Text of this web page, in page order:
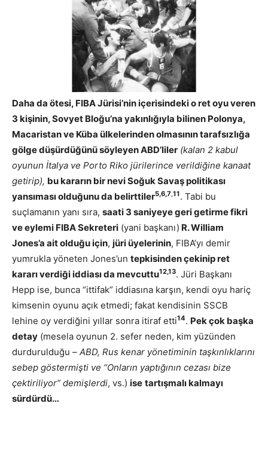
Daha da ötesi, FIBA Jürisi’nin içerisindeki o ret oyu veren
3 kişinin, Sovyet Bloğu’na yakınlığıyla bilinen Polonya,
Macaristan ve Küba ülkelerinden olmasının tarafsızlığa
gölge düşürdüğünü söyleyen ABD’liler (kalan 2 kabul
oyunun İtalya ve Porto Riko jürilerince verildiğine kanaat
getirip), bu kararın bir nevi Soğuk Savaş politikası
yansıması olduğunu da belirttiler5,6,7,11. Tabi bu
suçlamanın yanı sıra, saati 3 saniyeye geri getirme fikri
ve eylemi FIBA Sekreteri (yani başkanı) R. William
Jones’a ait olduğu için, jüri üyelerinin, FIBA’yı demir
yumrukla yöneten Jones’un tepkisinden çekinip ret
kararı verdiği iddiası da mevcuttu12,13. Jüri Başkanı
Hepp ise, bunca “ittifak” iddiasına karşın, kendi oyu hariç
kimsenin oyunu açık etmedi; fakat kendisinin SSCB
lehine oy verdiğini yıllar sonra itiraf etti14. Pek çok başka
detay (mesela oyunun 2. sefer neden, kim yüzünden
durdurulduğu – ABD, Rus kenar yönetiminin taşkınlıklarını
sebep göstermişti ve “Onların yaptığının cezası bize
çektiriliyor” demişlerdi, vs.) ise tartışmalı kalmayı
sürdürdü…